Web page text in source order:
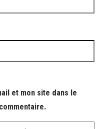
et mon site dans le